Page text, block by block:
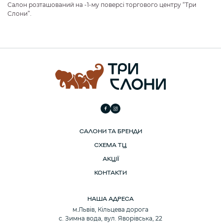
Салон розташований на -1-му поверсі торгового центру “Три
Слони”.
САЛОНИ ТА БРЕНДИ
СХЕМА ТЦ
АКЦІЇ
КОНТАКТИ
НАША АДРЕСА
м.Львів, Кільцева дорога
с. Зимна вода, вул. Яворівська, 22